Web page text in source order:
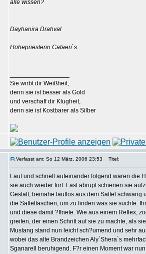
alle wissen?
Dayhanira Drahval
Hohepriesterin Calaen`s
Sie wirbt dir Weißheit,
denn sie ist besser als Gold
und verschaff dir Klugheit,
denn sie ist Kostbarer als Silber
Verfasst am: So 12 März, 2006 23:53 Titel:
Laut und schnell aufeinander folgend waren die
sie auch wieder fort. Fast abrupt schienen sie
Gestalt, beinahe lautlos aus dem Sattel schwang
die Satteltaschen, um zu finden was sie suchte.
und diese damit ?ffnete. Wie aus einem Reflex,
greifen, der einen Schritt auf sie zu machte, als
Mustang stand nun leicht sch?umend und sehr
wobei das alte Brandzeichen Aly`Shera`s
Sganarell beruhigend. F?r einen Moment war